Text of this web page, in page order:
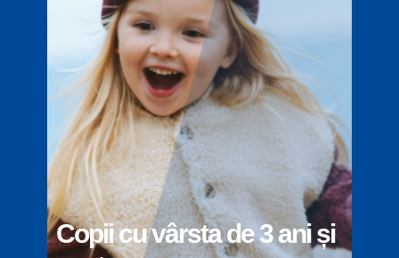
Copii cu vârsta de 3 ani și